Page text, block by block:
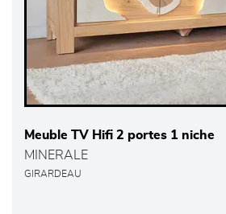
Meuble TV Hifi 2 portes 1 niche
MINERALE
GIRARDEAU